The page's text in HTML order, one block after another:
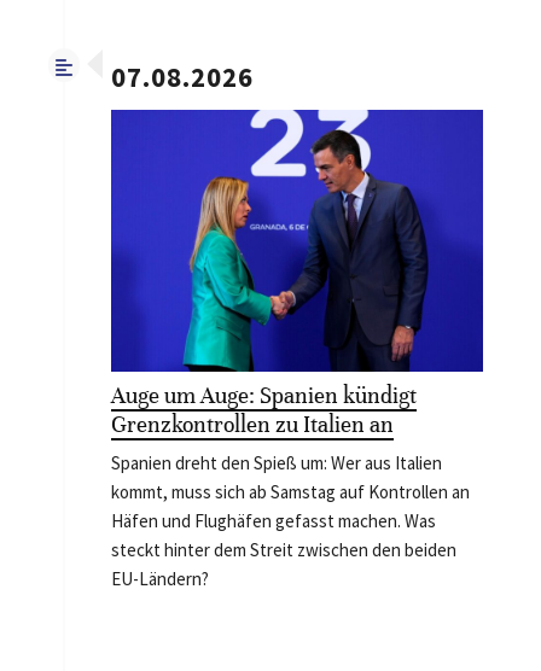
07.08.2026
Auge um Auge: Spanien kündigt
Grenzkontrollen zu Italien an
Spanien dreht den Spieß um: Wer aus Italien
kommt, muss sich ab Samstag auf Kontrollen an
Häfen und Flughäfen gefasst machen. Was
steckt hinter dem Streit zwischen den beiden
EU-Ländern?